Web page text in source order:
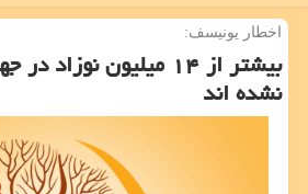
اخطار یونیسف:
بیشتر از ۱۴ میلیون
نشده اند